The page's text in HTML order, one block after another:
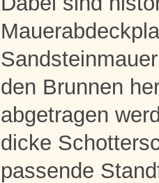
den Brunnen
abgetragen
dicke
passende